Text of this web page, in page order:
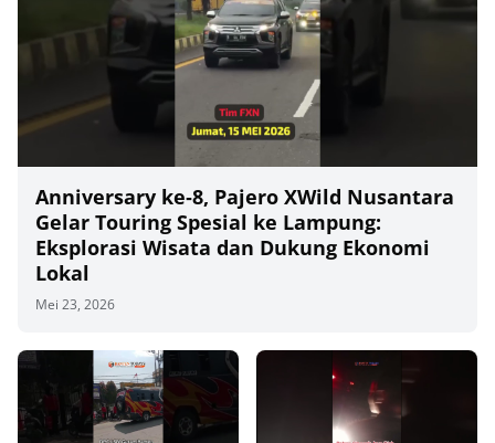
Anniversary ke‑8, Pajero XWild Nusantara
Gelar Touring Spesial ke Lampung:
Eksplorasi Wisata dan Dukung Ekonomi
Lokal
Mei 23, 2026